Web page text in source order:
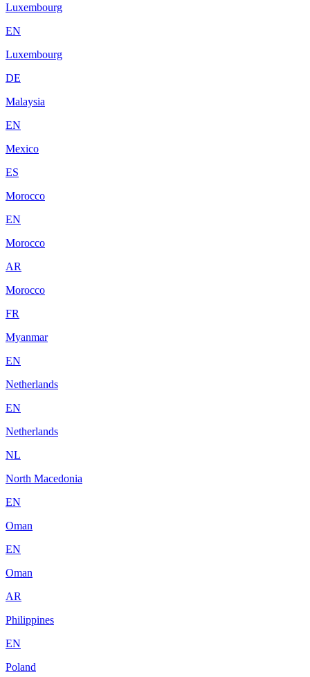
Luxembourg
EN
Luxembourg
DE
Malaysia
EN
Mexico
ES
Morocco
EN
Morocco
AR
Morocco
FR
Myanmar
EN
Netherlands
EN
Netherlands
NL
North Macedonia
EN
Oman
EN
Oman
AR
Philippines
EN
Poland